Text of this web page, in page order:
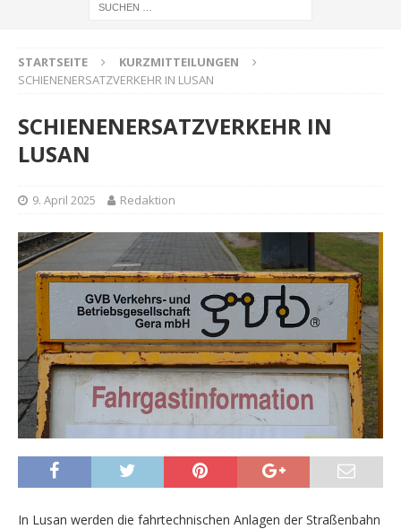
STARTSEITE
KURZMITTEILUNGEN
SCHIENENERSATZVERKEHR IN LUSAN
SCHIENENERSATZVERKEHR IN
LUSAN
9. April 2025 Redaktion
In Lusan werden die fahrtechnischen Anlagen der Straßenbahn